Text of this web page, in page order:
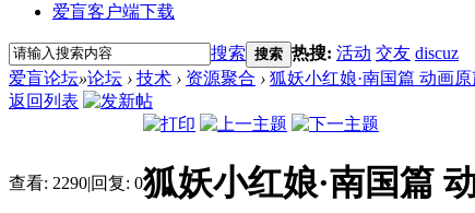
爱盲客户端下载
搜索 搜索 热搜: 活动 交友 discuz
爱盲论坛»论坛 › 技术 › 资源聚合 › 狐妖小红娘·南国篇 动画
返回列表
查看: 2290|回复: 0狐妖小红娘·南国篇